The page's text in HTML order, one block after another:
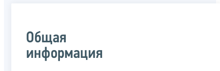
Общая
информация